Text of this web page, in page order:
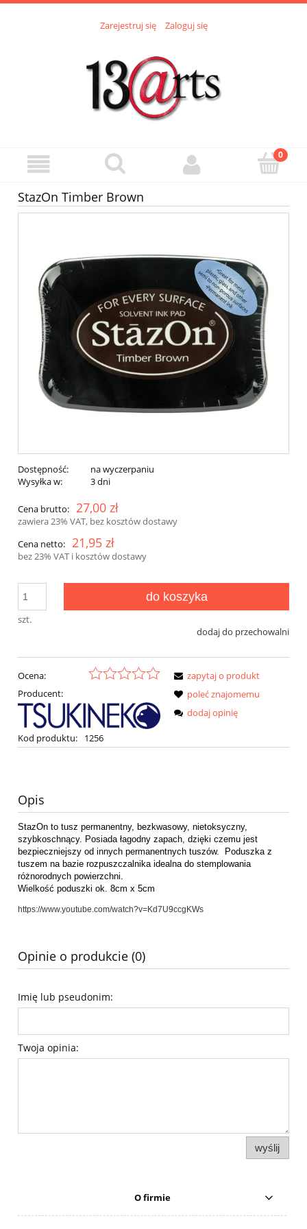
Zarejestruj się Zaloguj się
StazOn Timber Brown
Dostępność:
na wyczerpaniu
Wysyłka w:
3 dni
Cena brutto: 27,00 zł
zawiera 23% VAT, bez kosztów dostawy
Cena netto: 21,95 zł
bez 23% VAT i kosztów dostawy
szt.
do koszyka
dodaj do przechowalni
Ocena:
Producent:
Kod produktu: 1256
zapytaj o produkt
poleć znajomemu
dodaj opinię
Opis
StazOn to tusz permanentny, bezkwasowy, nietoksyczny,
szybkoschnący. Posiada łagodny zapach, dzięki czemu jest
bezpieczniejszy od innych permanentnych tuszów. Poduszka z
tuszem na bazie rozpuszczalnika idealna do stemplowania
różnorodnych powierzchni.
Wielkość poduszki ok. 8cm x 5cm
https://www.youtube.com/watch?v=Kd7U9ccgKWs
Opinie o produkcie (0)
Imię lub pseudonim:
Twoja opinia:
wyślij
O firmie